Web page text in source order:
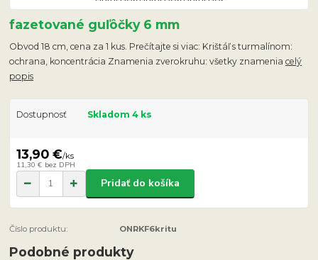
fazetované guľôčky 6 mm
Obvod 18 cm, cena za 1 kus. Prečítajte si viac: Krištáľ s turmalínom:
ochrana, koncentrácia Znamenia zverokruhu: všetky znameniacelý
popis
Dostupnosť Skladom 4 ks
13,90 €/ks
11,30 € bez DPH
Pridať do košíka
Číslo produktu: ONRKF6kritu
Podobné produkty